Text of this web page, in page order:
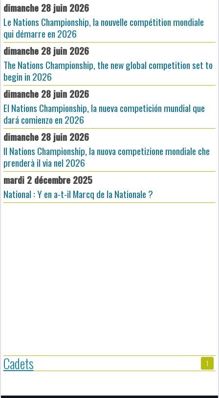
dimanche 28 juin 2026
Le Nations Championship, la nouvelle compétition mondiale
qui démarre en 2026
dimanche 28 juin 2026
The Nations Championship, the new global competition set to
begin in 2026
dimanche 28 juin 2026
El Nations Championship, la nueva competición mundial que
dará comienzo en 2026
dimanche 28 juin 2026
Il Nations Championship, la nuova competizione mondiale che
prenderà il via nel 2026
mardi 2 décembre 2025
National : Y en a-t-il Marcq de la Nationale ?
Cadets 1